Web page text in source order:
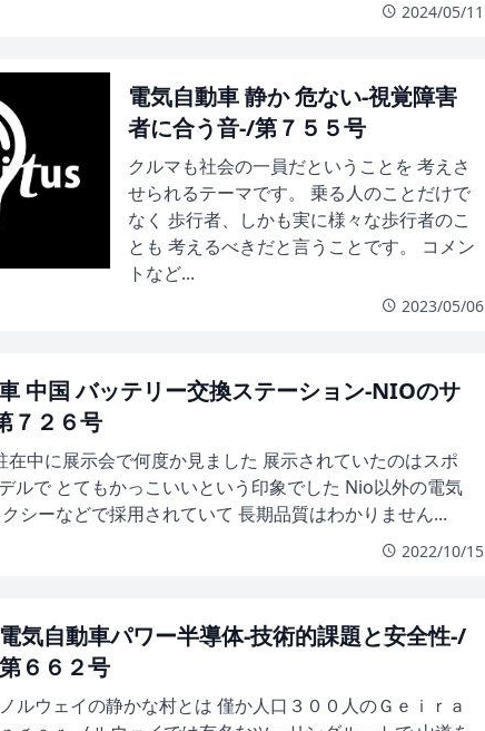
2024/05/11
電気自動車 静か 危ない-視覚障害
者に合う音-/第７５５号
クルマも社会の一員だということを 考えさ
せられるテーマです。 乗る人のことだけで
なく 歩行者、しかも実に様々な歩行者のこ
とも 考えるべきだと言うことです。 コメン
トなど...
2023/05/06
中国 バッテリー交換ステーション-NIOのサ
７２６号
在中に展示会で何度か見ました 展示されていたのはスポ
ルで とてもかっこいいという印象でした Nio以外の電気
シーなどで採用されていて 長期品質はわかりません...
2022/10/15
電気自動車パワー半導体-技術的課題と安全性-/
第６６２号
ノルウェイの静かな村とは 僅か人口３００人のＧｅｉｒａ